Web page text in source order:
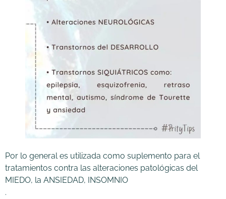
Por lo general es utilizada como suplemento para el
tratamientos contra las alteraciones patológicas del
MIEDO, la ANSIEDAD, INSOMNIO
.